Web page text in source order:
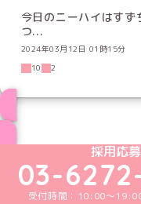
今日のニーハイはすず
つ...
2024年03月12日 01時15分
10
2
めい
採用応募
03-
受付時間：10:00～19:00